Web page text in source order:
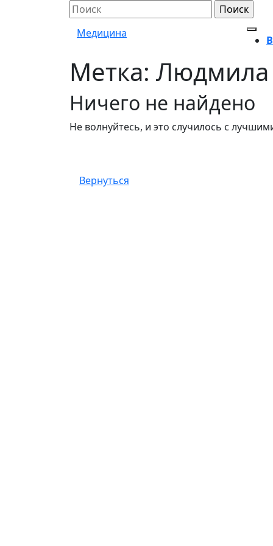
Поиск
по:
Медицина
Метка: Людмила
Ничего не найдено
Не волнуйтесь, и это случилось с
Вернуться